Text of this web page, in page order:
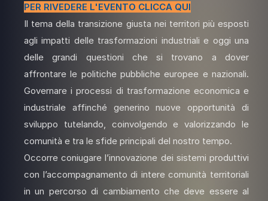
PER RIVEDERE L'EVENTO CLICCA QUI
Il tema della transizione giusta nei territori più esposti
agli impatti delle trasformazioni industriali e oggi una
delle grandi questioni che si trovano a dover
affrontare le politiche pubbliche europee e nazionali.
Governare i processi di trasformazione economica e
industriale affinché generino nuove opportunità di
sviluppo tutelando, coinvolgendo e valorizzando le
comunità e tra le sfide principali del nostro tempo.
Occorre coniugare l’innovazione dei sistemi produttivi
con l’accompagnamento di intere comunità territoriali
in un percorso di cambiamento che deve essere al